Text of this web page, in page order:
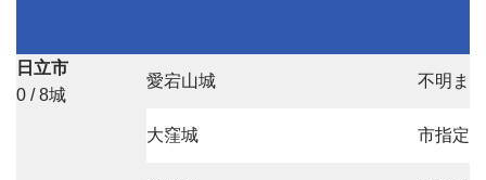
日立市
0 / 8城
愛宕山城 不明ま
大窪城 市指定